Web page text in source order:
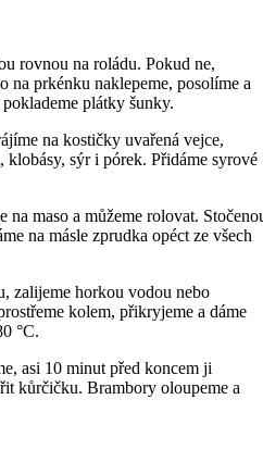
rovnou na roládu. Pokud ne,
na prkénku naklepeme, posolíme a
plátky šunky.
na kostičky uvařená vejce,
klobásy, sýr i pórek. Přidáme syrové
na maso a můžeme rolovat.
na másle zprudka opéct ze všech
zalijeme horkou vodou nebo
kolem, přikryjeme a dáme
°C.
asi 10 minut před koncem ji
kůrčičku. Brambory oloupeme a